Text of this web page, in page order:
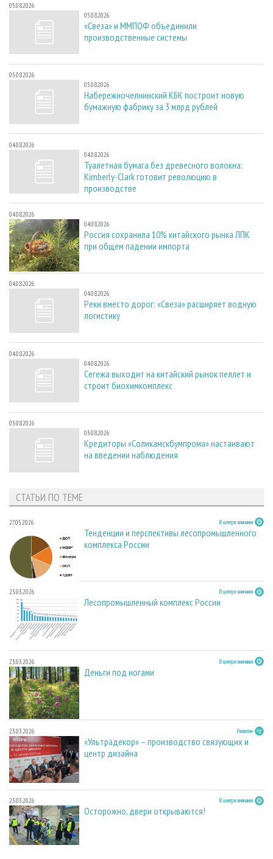
05.08.2026
05.08.2026
«Свеза» и ММПОФ объединили
производственные системы
05.08.2026
05.08.2026
Набережночелнинский КБК построит новую
бумажную фабрику за 3 млрд рублей
04.08.2026
04.08.2026
Туалетная бумага без древесного волокна:
Kimberly-Clark готовит революцию в
производстве
04.08.2026
04.08.2026
Россия сохранила 10% китайского рынка ЛПК
при общем падении импорта
04.08.2026
04.08.2026
Реки вместо дорог: «Свеза» расширяет водную
логистику
04.08.2026
04.08.2026
Сегежа выходит на китайский рынок пеллет и
строит биохимкомплекс
03.08.2026
03.08.2026
Кредиторы «Соликамскбумпрома» настаивают
на введении наблюдения
СТАТЬИ ПО ТЕМЕ
27.05.2026 В центре внимания
Тенденции и перспективы лесопромышленного
комплекса России
23.03.2026 В центре внимания
Лесопромышленный комплекс России
23.03.2026 В центре внимания
Деньги под ногами
23.03.2026 Развитие
«Ультрадекор» – производство связующих и
центр дизайна
23.03.2026 В центре внимания
Осторожно, двери открываются!